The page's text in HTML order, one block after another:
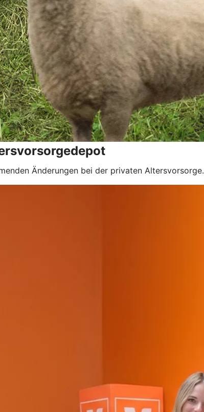
Änderungen bei der privaten Altersvorsorge.